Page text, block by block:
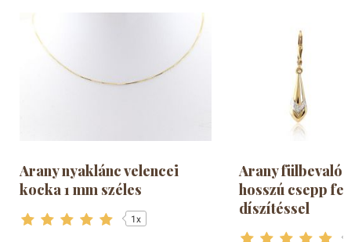
Arany nyaklánc velencei
kocka 1 mm széles
1x
Arany fülbevaló
hosszú csepp
díszítéssel